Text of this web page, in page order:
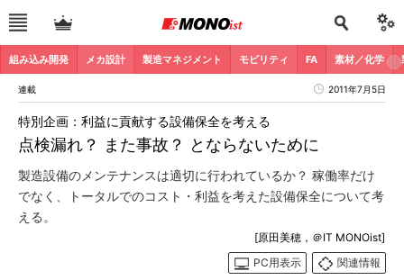
組み込み開発 メカ設計 製造マネジメント モビリティ FA 素材／化学
連載 2011年7月5日
点検漏れ？ また事故？ とならないために
特別企画：利益に貢献する設備保全を考える
製造設備のメンテナンスは適切に行われているか？ 稼働率だけ
でなく、トータルでのコスト・利益を考えた設備保全について考
える。
[原田美穂，＠IT MONOist]
PC用表示
関連情報